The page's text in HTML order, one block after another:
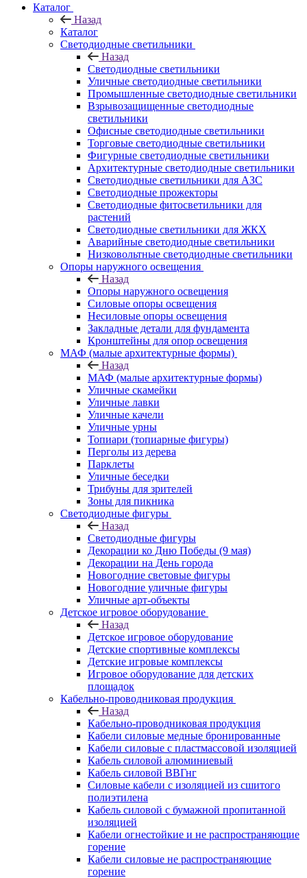
Каталог
Назад
Каталог
Светодиодные светильники
Назад
Светодиодные светильники
Уличные светодиодные светильники
Промышленные светодиодные светильники
Взрывозащищенные светодиодные
светильники
Офисные светодиодные светильники
Торговые светодиодные светильники
Фигурные светодиодные светильники
Архитектурные светодиодные светильники
Светодиодные светильники для АЗС
Светодиодные прожекторы
Светодиодные фитосветильники для
растений
Светодиодные светильники для ЖКХ
Аварийные светодиодные светильники
Низковольтные светодиодные светильники
Опоры наружного освещения
Назад
Опоры наружного освещения
Силовые опоры освещения
Несиловые опоры освещения
Закладные детали для фундамента
Кронштейны для опор освещения
МАФ (малые архитектурные формы)
Назад
МАФ (малые архитектурные формы)
Уличные скамейки
Уличные лавки
Уличные качели
Уличные урны
Топиари (топиарные фигуры)
Перголы из дерева
Парклеты
Уличные беседки
Трибуны для зрителей
Зоны для пикника
Светодиодные фигуры
Назад
Светодиодные фигуры
Декорации ко Дню Победы (9 мая)
Декорации на День города
Новогодние световые фигуры
Новогодние уличные фигуры
Уличные арт-объекты
Детское игровое оборудование
Назад
Детское игровое оборудование
Детские спортивные комплексы
Детские игровые комплексы
Игровое оборудование для детских
площадок
Кабельно-проводниковая продукция
Назад
Кабельно-проводниковая продукция
Кабели силовые медные бронированные
Кабели силовые с пластмассовой изоляцией
Кабель силовой алюминиевый
Кабель силовой ВВГнг
Силовые кабели с изоляцией из сшитого
полиэтилена
Кабель силовой с бумажной пропитанной
изоляцией
Кабели огнестойкие и не распространяющие
горение
Кабели силовые не распространяющие
горение